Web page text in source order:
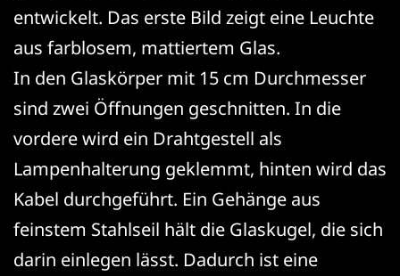
entwickelt. Das erste Bild zeigt eine Leuchte
aus farblosem, mattiertem Glas.
In den Glaskörper mit 15 cm Durchmesser
sind zwei Öffnungen geschnitten. In die
vordere wird ein Drahtgestell als
Lampenhalterung geklemmt, hinten wird das
Kabel durchgeführt. Ein Gehänge aus
feinstem Stahlseil hält die Glaskugel, die sich
darin einlegen lässt. Dadurch ist eine